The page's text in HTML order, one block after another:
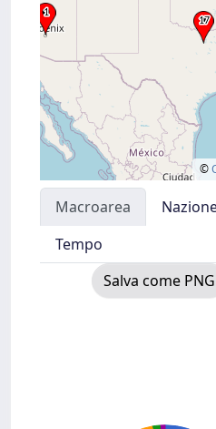
©
Macroarea
Tempo
Salva come PNG